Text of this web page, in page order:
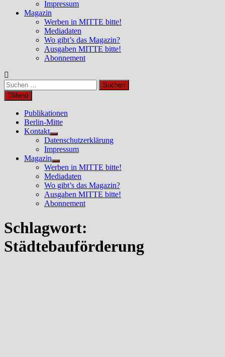
Impressum
Magazin
Werben in MITTE bitte!
Mediadaten
Wo gibt’s das Magazin?
Ausgaben MITTE bitte!
Abonnement
Suchen
nach:Menü
Publikationen
Berlin-Mitte
Kontakt
Untermenü
anzeigen
Datenschutzerklärung
Impressum
Magazin
Untermenü
anzeigen
Werben in MITTE bitte!
Mediadaten
Wo gibt’s das Magazin?
Ausgaben MITTE bitte!
Abonnement
Schlagwort:
Städtebauförderung